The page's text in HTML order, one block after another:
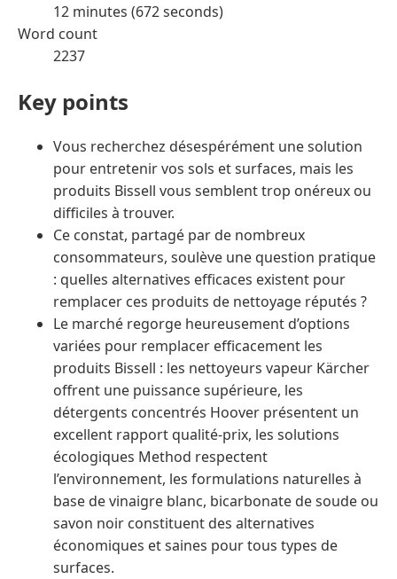
12 minutes (672 seconds)
Word count
2237
Key points
Vous recherchez désespérément une solution
pour entretenir vos sols et surfaces, mais les
produits Bissell vous semblent trop onéreux ou
difficiles à trouver.
Ce constat, partagé par de nombreux
consommateurs, soulève une question pratique
: quelles alternatives efficaces existent pour
remplacer ces produits de nettoyage réputés ?
Le marché regorge heureusement d’options
variées pour remplacer efficacement les
produits Bissell : les nettoyeurs vapeur Kärcher
offrent une puissance supérieure, les
détergents concentrés Hoover présentent un
excellent rapport qualité-prix, les solutions
écologiques Method respectent
l’environnement, les formulations naturelles à
base de vinaigre blanc, bicarbonate de soude ou
savon noir constituent des alternatives
économiques et saines pour tous types de
surfaces.